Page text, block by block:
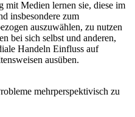
mit Medien lernen sie, diese im
insbesondere zum
auszuwählen, zu nutzen
bei sich selbst und anderen,
Handeln Einfluss auf
ausüben.
mehrperspektivisch zu